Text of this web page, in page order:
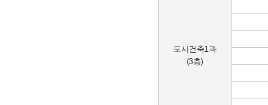
도시건축1과
(3층)